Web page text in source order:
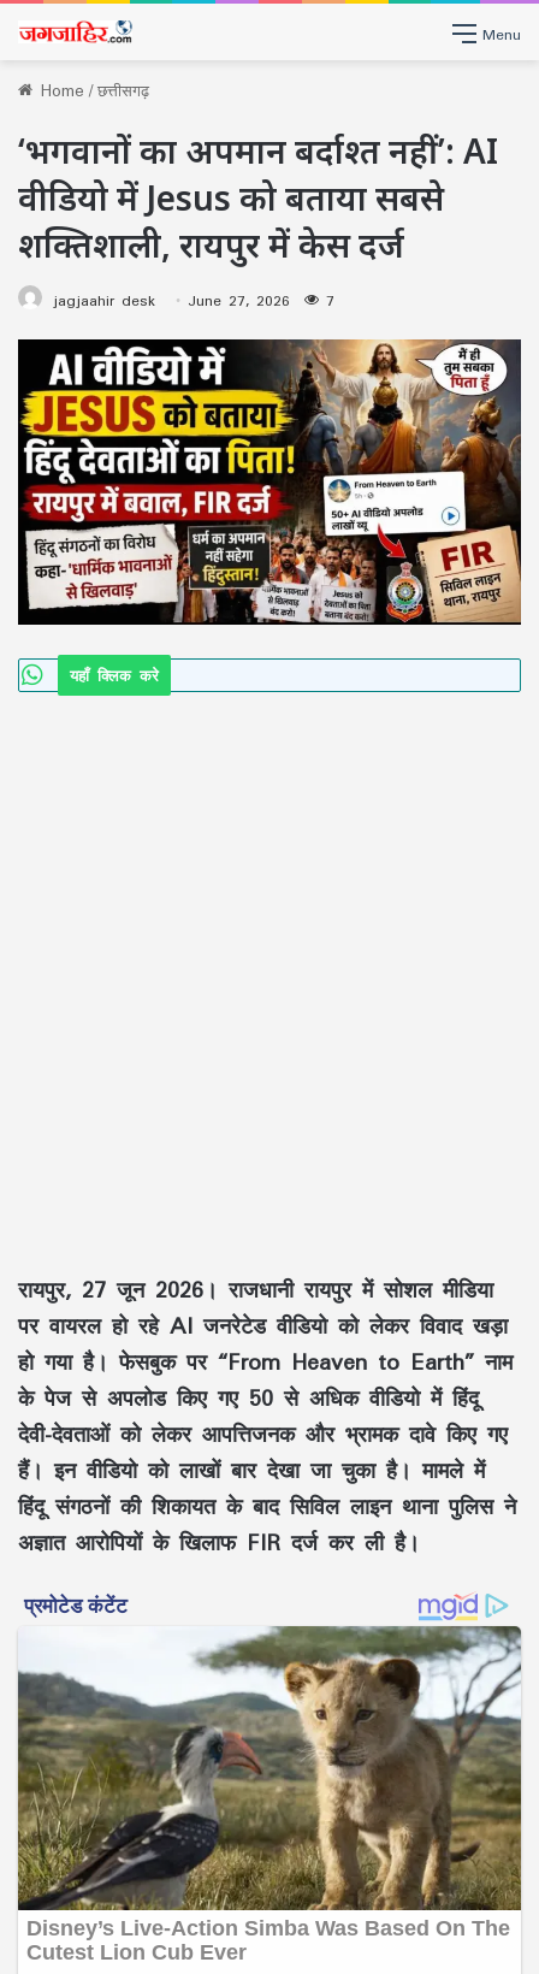
Menu
Home/छत्तीसगढ़
‘भगवानों का अपमान बर्दाश्त नहीं’: AI
वीडियो में Jesus को बताया सबसे
शक्तिशाली, रायपुर में केस दर्ज
jagjaahir desk June 27, 2026 7
यहाँ क्लिक करे
रायपुर, 27 जून 2026। राजधानी रायपुर में सोशल मीडिया
पर वायरल हो रहे AI जनरेटेड वीडियो को लेकर विवाद खड़ा
हो गया है। फेसबुक पर “From Heaven to Earth” नाम
के पेज से अपलोड किए गए 50 से अधिक वीडियो में हिंदू
देवी-देवताओं को लेकर आपत्तिजनक और भ्रामक दावे किए गए
हैं। इन वीडियो को लाखों बार देखा जा चुका है। मामले में
हिंदू संगठनों की शिकायत के बाद सिविल लाइन थाना पुलिस ने
अज्ञात आरोपियों के खिलाफ FIR दर्ज कर ली है।